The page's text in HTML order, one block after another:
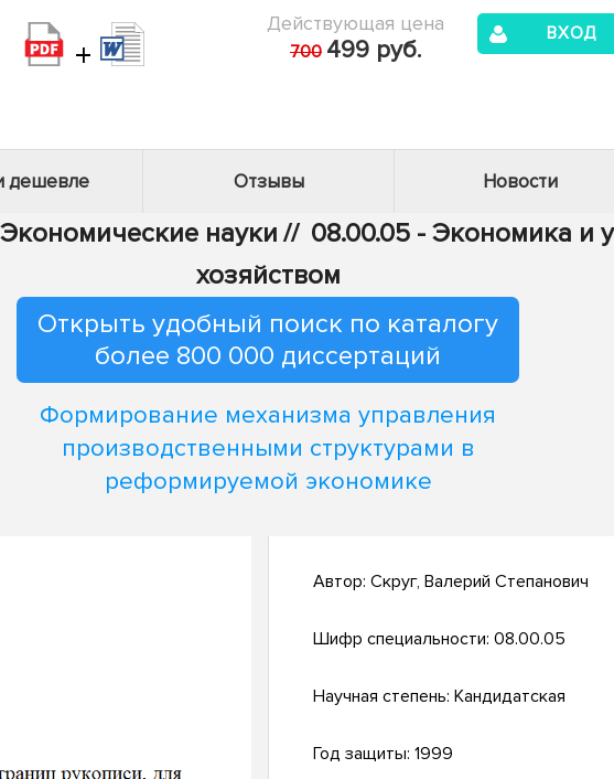
+
Действующая цена
700 499 руб.
ВХОД
дешевле Отзывы Новости
науки // 08.00.05 - Экономика и
хозяйством
Открыть удобный поиск по каталогу
более 800 000 диссертаций
Формирование механизма управления
производственными структурами в
реформируемой экономике
Автор: Скруг, Валерий Степанович
Шифр специальности: 08.00.05
Научная степень: Кандидатская
Год защиты: 1999